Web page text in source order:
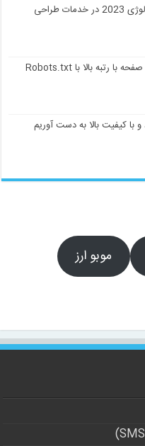
راهکارهای نوین با تکنولوژی 2023 در خدمات طراحی
با کیفیت بالا به دست آوریم
موبو ارز